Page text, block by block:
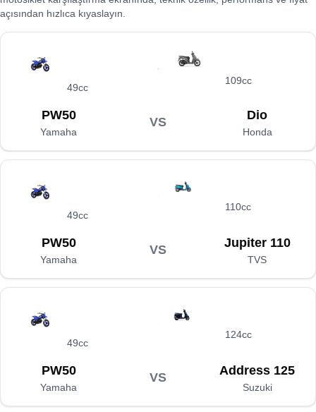
açısından hızlıca kıyaslayın.
49cc
109cc
PW50
Yamaha
VS
Dio
Honda
49cc
110cc
PW50
Yamaha
VS
Jupiter 110
TVS
49cc
124cc
PW50
Yamaha
VS
Address 125
Suzuki